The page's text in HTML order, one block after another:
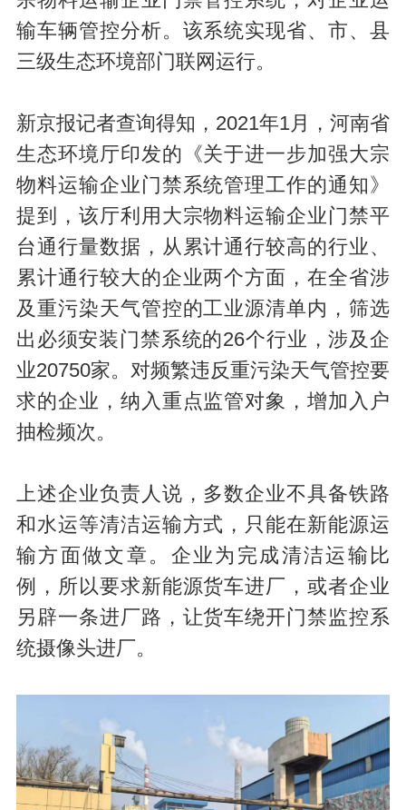
输车辆管控分析。该系统实现省、市、县
三级生态环境部门联网运行。
新京报记者查询得知，2021年1月，河南省
生态环境厅印发的《关于进一步加强大宗
物料运输企业门禁系统管理工作的通知》
提到，该厅利用大宗物料运输企业门禁平
台通行量数据，从累计通行较高的行业、
累计通行较大的企业两个方面，在全省涉
及重污染天气管控的工业源清单内，筛选
出必须安装门禁系统的26个行业，涉及企
业20750家。对频繁违反重污染天气管控要
求的企业，纳入重点监管对象，增加入户
抽检频次。
上述企业负责人说，多数企业不具备铁路
和水运等清洁运输方式，只能在新能源运
输方面做文章。企业为完成清洁运输比
例，所以要求新能源货车进厂，或者企业
另辟一条进厂路，让货车绕开门禁监控系
统摄像头进厂。